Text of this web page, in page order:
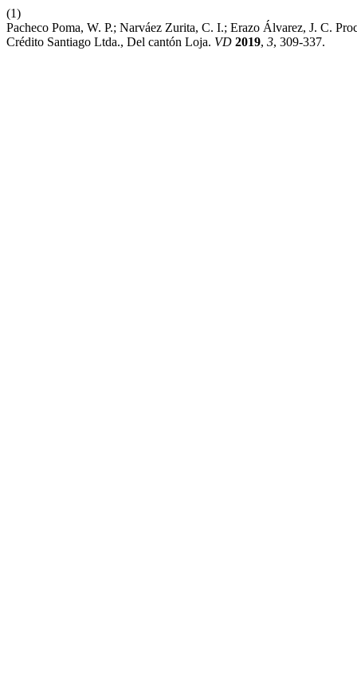
(1)
Pacheco Poma, W. P.; Narváez Zurita, C. I.; Erazo Álvarez, J. C.
Crédito Santiago Ltda., Del cantón Loja. VD 2019, 3, 309-337.